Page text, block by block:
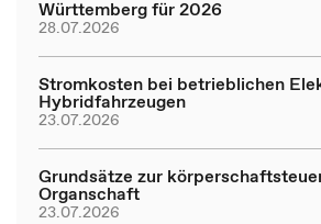
Württemberg für 2026
28.07.2026
Stromkosten bei betrieblichen
Hybridfahrzeugen
23.07.2026
Grundsätze zur
Organschaft
23.07.2026